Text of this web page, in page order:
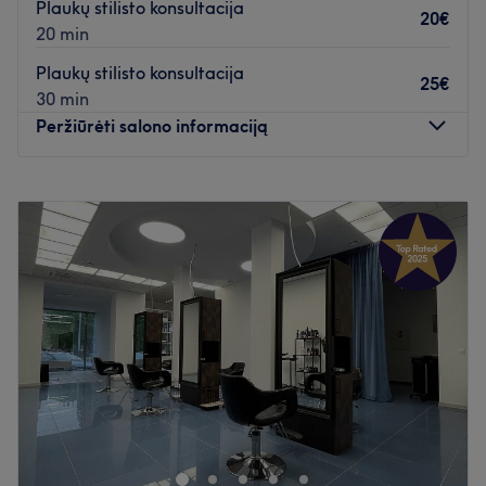
Plaukų stilisto konsultacija
20 min
20€
Plaukų stilisto konsultacija
30 min
25€
Peržiūrėti salono informaciją
Antradienis
09:00–20:30
Trečiadienis
09:00–20:30
Ketvirtadienis
09:00 –20:30
Penktadienis
20:30
Šeštadienis
Sekmadienis
10:00
Kviečiame atsipalaiduoti ir atsiduoti į profesionalių savo
srities specialisčių rankas jaukioje aplinkoje. Jūsų laukia
plaukų, nagų priežiūros, veido puoselėjimo, ilgalaikio
makiažo paslaugos. Studija įsikūrusi visai šalia PC Ozas